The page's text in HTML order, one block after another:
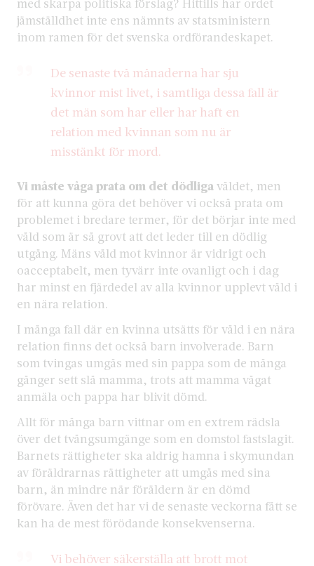
jämställdhet inte ens nämnts av statsministern
inom ramen för det svenska ordförandeskapet.
De senaste två månaderna har sju
kvinnor mist livet, i samtliga dessa fall är
det män som har eller har haft en
relation med kvinnan som nu är
misstänkt för mord.
Vi måste våga prata om det dödligavåldet, men
för att kunna göra det behöver vi också prata om
problemet i bredare termer, för det börjar inte med
våld som är så grovt att det leder till en dödlig
utgång. Mäns våld mot kvinnor är vidrigt och
oacceptabelt, men tyvärr inte ovanligt och i dag
har minst en fjärdedel av alla kvinnor upplevt våld i
en nära relation.
I många fall där en kvinna utsätts för våld i en nära
relation finns det också barn involverade. Barn
som tvingas umgås med sin pappa som de många
gånger sett slå mamma, trots att mamma vågat
anmäla och pappa har blivit dömd.
Allt för många barn vittnar om en extrem rädsla
över det tvångsumgänge som en domstol fastslagit.
Barnets rättigheter ska aldrig hamna i skymundan
av föräldrarnas rättigheter att umgås med sina
barn, än mindre när föräldern är en dömd
förövare. Även det har vi de senaste veckorna fått se
kan ha de mest förödande konsekvenserna.
Vi behöver säkerställa att brott mot